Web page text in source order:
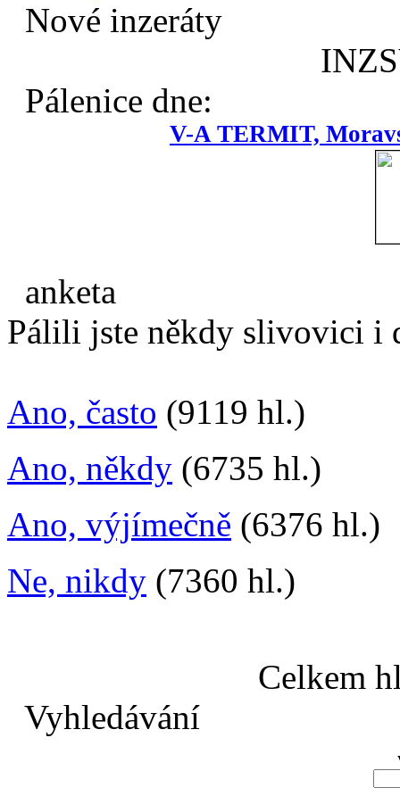
Nové inzeráty
Pálenice dne:
V-A TERMIT,
anketa
Pálili jste někdy slivovici i
Ano, často (9119 hl.)
Ano, někdy (6735 hl.)
Ano, výjímečně (6376 hl.)
Ne, nikdy (7360 hl.)
Celkem
Vyhledávání